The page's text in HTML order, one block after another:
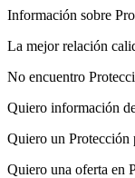
Información sobre
La mejor relación
No encuentro
Quiero información
Quiero un Protección
Quiero una oferta en